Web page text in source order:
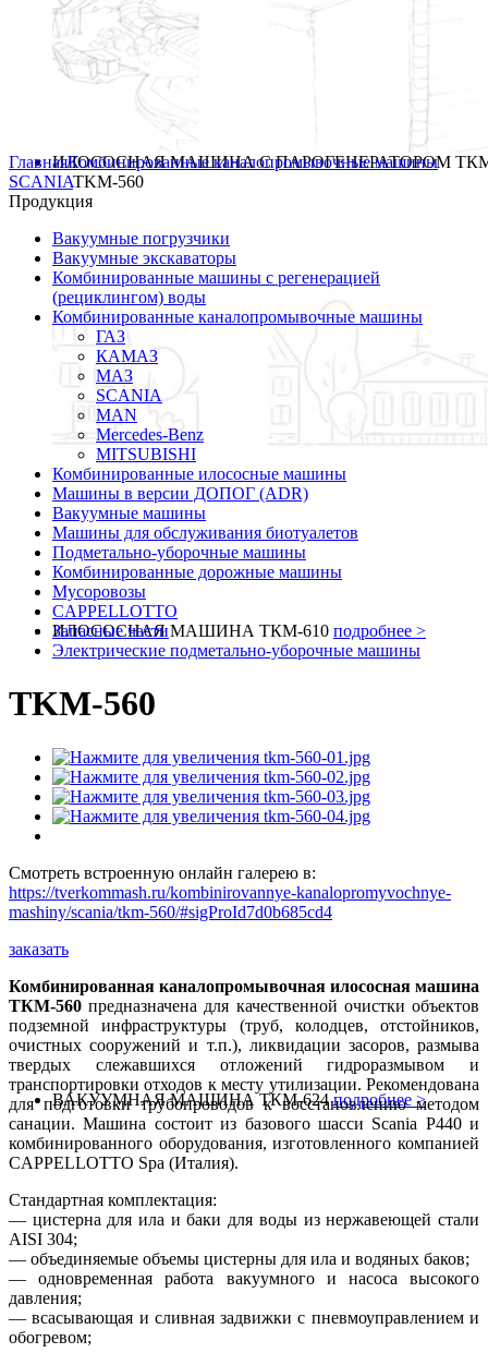
ИЛОСОСНАЯ МАШИНА С ПАРОГЕНЕРАТОРОМ
ИЛОСОСНАЯ МАШИНА ТКМ-610 подробнее >
ВАКУУМНАЯ МАШИНА ТКМ-624подробнее >
ГлавнаяКомбинированные каналопромывочные машины
SCANIATKM-560
Продукция
Вакуумные погрузчики
Вакуумные экскаваторы
Комбинированные машины с регенерацией
(рециклингом) воды
Комбинированные каналопромывочные машины
ГАЗ
КАМАЗ
МАЗ
SCANIA
MAN
Mercedes-Benz
MITSUBISHI
Комбинированные илососные машины
Машины в версии ДОПОГ (ADR)
Вакуумные машины
Машины для обслуживания биотуалетов
Подметально-уборочные машины
Комбинированные дорожные машины
Мусоровозы
CAPPELLOTTO
Запасные части
Электрические подметально-уборочные машины
TKM-560
Смотреть встроенную онлайн галерею в:
https://tverkommash.ru/kombinirovannye-kanalopromyvochnye-
mashiny/scania/tkm-560/#sigProId7d0b685cd4
заказать
Комбинированная каналопромывочная илососная машина
ТКМ-560 предназначена для качественной очистки объектов
подземной инфраструктуры (труб, колодцев, отстойников,
очистных сооружений и т.п.), ликвидации засоров, размыва
твердых слежавшихся отложений гидроразмывом и
транспортировки отходов к месту утилизации. Рекомендована
для подготовки трубопроводов к восстановлению методом
санации. Машина состоит из базового шасси Scania P440 и
комбинированного оборудования, изготовленного компанией
CAPPELLOTTO Spa (Италия).
Стандартная комплектация:
— цистерна для ила и баки для воды из нержавеющей стали
AISI 304;
— объединяемые объемы цистерны для ила и водяных баков;
— одновременная работа вакуумного и насоса высокого
давления;
— всасывающая и сливная задвижки с пневмоуправлением и
обогревом;